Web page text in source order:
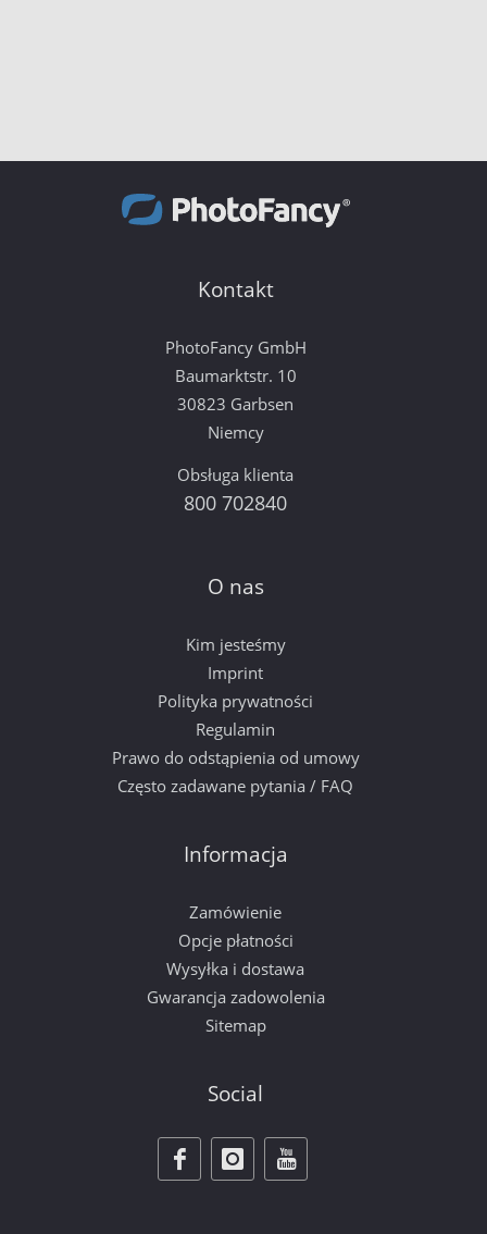
Kontakt
PhotoFancy GmbH
Baumarktstr. 10
30823 Garbsen
Niemcy
Obsługa klienta
800 702840
O nas
Kim jesteśmy
Imprint
Polityka prywatności
Regulamin
Prawo do odstąpienia od umowy
Często zadawane pytania / FAQ
Informacja
Zamówienie
Opcje płatności
Wysyłka i dostawa
Gwarancja zadowolenia
Sitemap
Social